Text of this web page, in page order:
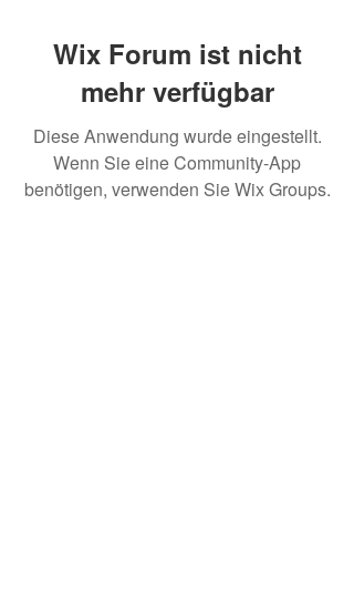
Wix Forum ist nicht
mehr verfügbar
Diese Anwendung wurde eingestellt.
Wenn Sie eine Community-App
benötigen, verwenden Sie Wix Groups.